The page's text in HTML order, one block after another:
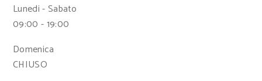
Lunedi - Sabato
09:00 - 19:00
Domenica
CHIUSO